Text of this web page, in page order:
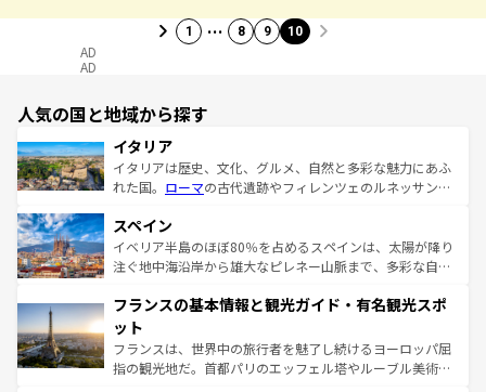
1 … 8 9 10
AD
AD
人気の国と地域から探す
イタリア
イタリアは歴史、文化、グルメ、自然と多彩な魅力にあふ
れた国。 ローマの古代遺跡やフィレンツェのルネッサンス
ろん、トスカーナの美しい田園風景やアマルフィ海岸の絶
景など、自然景観も見逃せない。観光の合間には、本場の
ピザやパスタなど、絶品のイタリア料理を堪能することも
ませてくれるイタリアで、忘れられない旅をしてみよう！
なお、新着のイタリア情報は
しい。
スペイン
イベリア半島のほぼ80％を占めるスペインは、太陽が降り
注ぐ地中海沿岸から雄大なピレネー山脈まで、多彩な自然
文化が根付くこの国では、情熱的なフラメンコ、熱気あふ
れる闘牛、そして美味しいタパスが生活の一部となってい
る。首都マドリードの洗練された雰囲気や、バルセロナの
アートに溢れた街角から、地方では古代ローマ遺跡や中世
フランスの基本情報と観光ガイド・有名観光スポ
ット
フランスは、世界中の旅行者を魅了し続けるヨーロッパ屈
指の観光地だ。首都パリのエッフェル塔やルーブル美術館